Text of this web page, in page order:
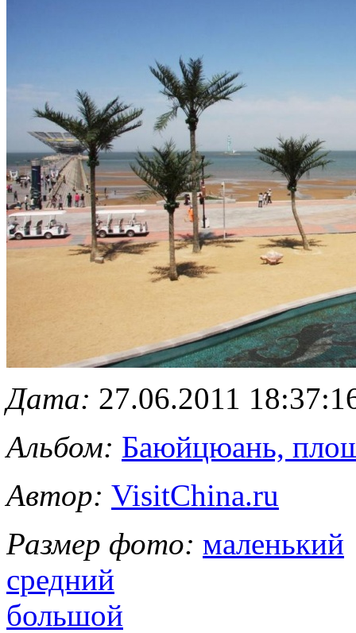
Дата: 27.06.2011
Альбом: Баюйцюань,
Автор: VisitChina.ru
Размер фото: маленький
средний
большой